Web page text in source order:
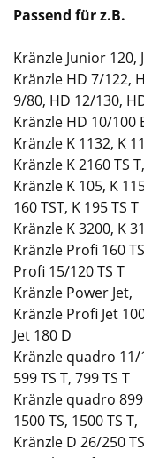
Passend für z.B.
Kränzle Junior 120,
Kränzle HD 7/122,
9/80, HD 12/130,
Kränzle HD 10/100
Kränzle K 1132, K
Kränzle K 2160 TS
Kränzle K 105, K
160 TST, K 195 TS T
Kränzle K 3200, K
Kränzle Profi 160
Profi 15/120 TS T
Kränzle Power Jet,
Kränzle Profi Jet
Jet 180 D
Kränzle quadro 11/
599 TS T, 799 TS T
Kränzle quadro 899
1500 TS, 1500 TS T,
Kränzle D 26/250